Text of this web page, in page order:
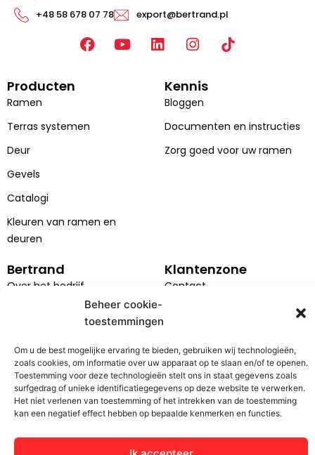
Beheer cookie-
toestemmingen
Om u de best mogelijke ervaring te bieden, gebruiken wij technologieën,
zoals cookies, om informatie over uw apparaat op te slaan en/of te openen.
Toestemming voor deze technologieën stelt ons in staat gegevens zoals
surfgedrag of unieke identificatiegegevens op deze website te verwerken.
Het niet verlenen van toestemming of het intrekken van de toestemming
kan een negatief effect hebben op bepaalde kenmerken en functies.
+48 58 678 07 78 export@bertrand.pl
F
o
Y
L
e
I
t
a
r
a
m
Producten
Ramen
Terras systemen
Deur
Gevels
Catalogi
Kleuren van ramen en
deuren
Kennis
Bloggen
Documenten en instructies
Zorg goed voor uw ramen
Bertrand
Over het bedrijf
Projekty UE
Klantenzone
Contact
AVG
Algemene voorwaarden